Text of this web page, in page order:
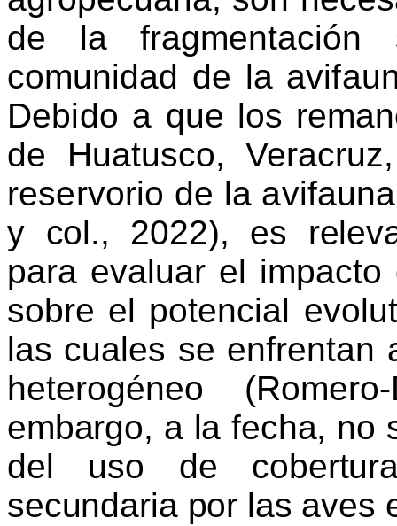
de la
comunidad de la avi
Debido a que los
de Huatusco,
reservorio de la
y col., 2022), es
para evaluar el
sobre el potencial
las cuales se enfrentan
heterogéneo
embargo, a la fecha, no
del uso de
secundaria por las aves